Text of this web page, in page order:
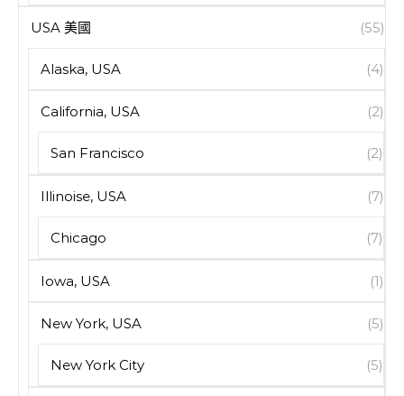
USA 美國 (55)
Alaska, USA (4)
California, USA (2)
San Francisco (2)
Illinoise, USA (7)
Chicago (7)
Iowa, USA (1)
New York, USA (5)
New York City (5)